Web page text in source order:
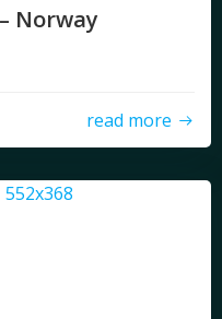
Norway
read more